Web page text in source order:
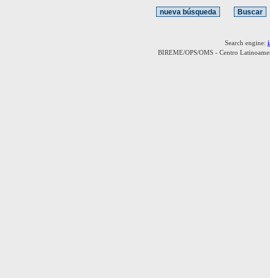
Search engine:
BIREME/OPS/OMS - Centro